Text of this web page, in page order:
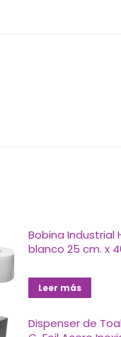
Bobina Industrial
blanco 25 cm. x
Leer más
Dispenser de